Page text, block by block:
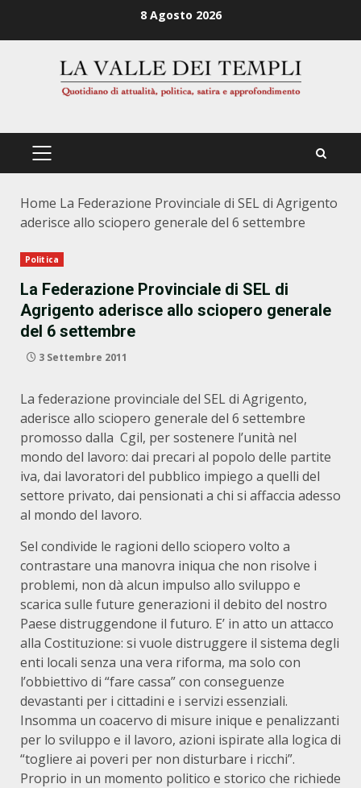
8 Agosto 2026
PRIMÄRES
Home La Federazione Provinciale di SEL di Agrigento
aderisce allo sciopero generale del 6 settembre
Politica
La Federazione Provinciale di SEL di
Agrigento aderisce allo sciopero generale
del 6 settembre
3 Settembre 2011
La federazione provinciale del SEL di Agrigento,
aderisce allo sciopero generale del 6 settembre
promosso dalla Cgil, per sostenere l’unità nel
mondo del lavoro: dai precari al popolo delle partite
iva, dai lavoratori del pubblico impiego a quelli del
settore privato, dai pensionati a chi si affaccia adesso
al mondo del lavoro.
Sel condivide le ragioni dello sciopero volto a
contrastare una manovra iniqua che non risolve i
problemi, non dà alcun impulso allo sviluppo e
scarica sulle future generazioni il debito del nostro
Paese distruggendone il futuro. E’ in atto un attacco
alla Costituzione: si vuole distruggere il sistema degli
enti locali senza una vera riforma, ma solo con
l’obbiettivo di “fare cassa” con conseguenze
devastanti per i cittadini e i servizi essenziali.
Insomma un coacervo di misure inique e penalizzanti
per lo sviluppo e il lavoro, azioni ispirate alla logica di
“togliere ai poveri per non disturbare i ricchi”.
Proprio in un momento politico e storico che richiede